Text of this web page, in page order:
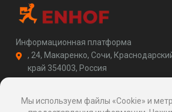
Информационная платформа
, 24, Макаренко, Сочи,
край 354003, Россия
http://enhof.com
Мы используем файлы «Cookie» и